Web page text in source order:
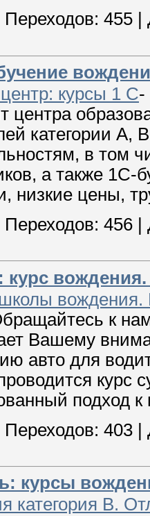
Переходов: 455
курсы 1 С-
центра
категории
в том
а также 1С-
низкие цены,
Переходов: 456
курс
вождения.
к
Вашему
авто для
курс
подход
Переходов: 403 |
курсы
категория В.